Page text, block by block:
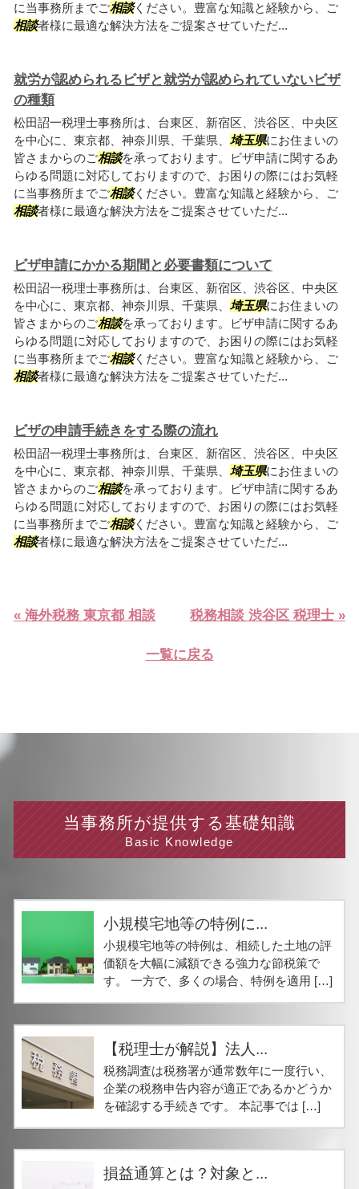
に当事務所までご相談ください。豊富な知識と経験から、ご
相談者様に最適な解決方法をご提案させていただ...
就労が認められるビザと就労が認められていないビザ
の種類
松田詔一税理士事務所は、台東区、新宿区、渋谷区、中央区
を中心に、東京都、神奈川県、千葉県、 埼玉県にお住まいの
皆さまからのご相談を承っております。ビザ申請に関するあ
らゆる問題に対応しておりますので、お困りの際にはお気軽
に当事務所までご相談ください。豊富な知識と経験から、ご
相談者様に最適な解決方法をご提案させていただ...
ビザ申請にかかる期間と必要書類について
松田詔一税理士事務所は、台東区、新宿区、渋谷区、中央区
を中心に、東京都、神奈川県、千葉県、 埼玉県にお住まいの
皆さまからのご相談を承っております。ビザ申請に関するあ
らゆる問題に対応しておりますので、お困りの際にはお気軽
に当事務所までご相談ください。豊富な知識と経験から、ご
相談者様に最適な解決方法をご提案させていただ...
ビザの申請手続きをする際の流れ
松田詔一税理士事務所は、台東区、新宿区、渋谷区、中央区
を中心に、東京都、神奈川県、千葉県、 埼玉県にお住まいの
皆さまからのご相談を承っております。ビザ申請に関するあ
らゆる問題に対応しておりますので、お困りの際にはお気軽
に当事務所までご相談ください。豊富な知識と経験から、ご
相談者様に最適な解決方法をご提案させていただ...
« 海外税務 東京都 相談 税務相談 渋谷区 税理士 »
一覧に戻る
当事務所が提供する基礎知識
Basic Knowledge
小規模宅地等の特例に...
小規模宅地等の特例は、相続した土地の評
価額を大幅に減額できる強力な節税策で
す。 一方で、多くの場合、特例を適用 […]
【税理士が解説】法人...
税務調査は税務署が通常数年に一度行い、
企業の税務申告内容が適正であるかどうか
を確認する手続きです。 本記事では […]
損益通算とは？対象と...